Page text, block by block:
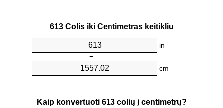
613 Colis iki Centimetras keitikliu
in
=
cm
Kaip konvertuoti 613 colių į centimetrų?